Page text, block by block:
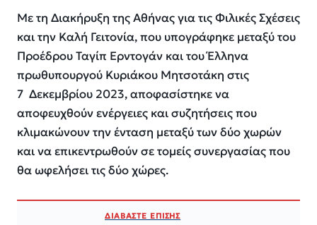
Με τη Διακήρυξη της Αθήνας για τις Φιλικές Σχέσεις
και την Καλή Γειτονία, που υπογράφηκε μεταξύ του
Προέδρου Ταγίπ Ερντογάν και του Έλληνα
πρωθυπουργού Κυριάκου Μητσοτάκη στις
7 Δεκεμβρίου 2023, αποφασίστηκε να
αποφευχθούν ενέργειες και συζητήσεις που
κλιμακώνουν την ένταση μεταξύ των δύο χωρών
και να επικεντρωθούν σε τομείς συνεργασίας που
θα ωφελήσει τις δύο χώρες.
ΔΙΑΒΑΣΤΕ ΕΠΙΣΗΣ